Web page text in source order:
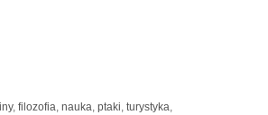
, filozofia, nauka, ptaki, turystyka,